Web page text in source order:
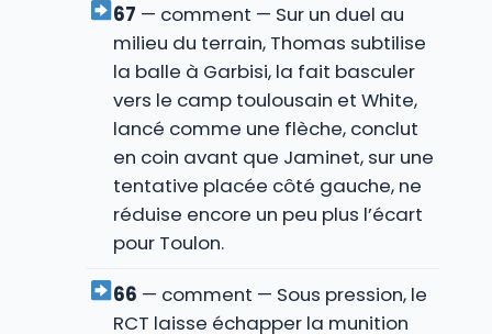
67 — comment — Sur un duel au
milieu du terrain, Thomas subtilise
la balle à Garbisi, la fait basculer
vers le camp toulousain et White,
lancé comme une flèche, conclut
en coin avant que Jaminet, sur une
tentative placée côté gauche, ne
réduise encore un peu plus l’écart
pour Toulon.
66 — comment — Sous pression, le
RCT laisse échapper la munition